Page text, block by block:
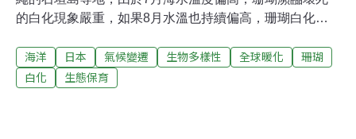
的白化現象嚴重，如果8月水溫也持續偏高，珊瑚白化的
府已積極著手調查該海域的生態變化。專家指出，珊瑚礁
白化的主要原因是海水溫度超過攝氏30度的情形連續發
海洋 日本 氣候變遷 生物多樣性 全球暖化
珊瑚
白化
生態保育